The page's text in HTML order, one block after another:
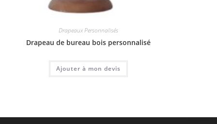
Drapeaux Personnalisés
Drapeau de bureau bois personnalisé
Ajouter à mon devis